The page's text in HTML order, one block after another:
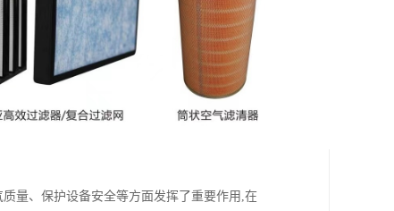
量、保护设备安全等方面发挥了重要作用,在